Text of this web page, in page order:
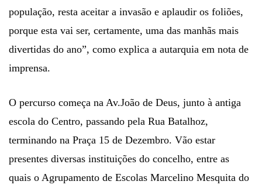
população, resta aceitar a invasão e aplaudir os foliões,
porque esta vai ser, certamente, uma das manhãs mais
divertidas do ano”, como explica a autarquia em nota de
imprensa.
O percurso começa na Av.João de Deus, junto à antiga
escola do Centro, passando pela Rua Batalhoz,
terminando na Praça 15 de Dezembro. Vão estar
presentes diversas instituições do concelho, entre as
quais o Agrupamento de Escolas Marcelino Mesquita do